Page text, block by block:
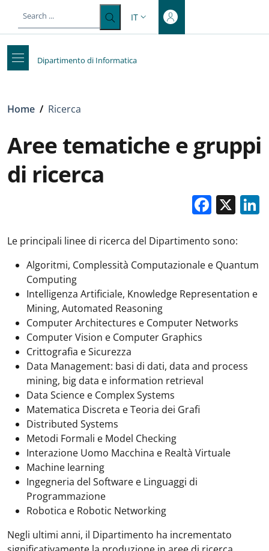
Top-level heading
Salta al contenuto principale
SELETTORE LINGUA: CURRENT
IT
Dipartimento di Informatica
Briciole di pane
Home / Ricerca
Aree tematiche e gruppi
di ricerca
X
Le principali linee di ricerca del Dipartimento sono:
Algoritmi, Complessità Computazionale e Quantum
Computing
Intelligenza Artificiale, Knowledge Representation e
Mining, Automated Reasoning
Computer Architectures e Computer Networks
Computer Vision e Computer Graphics
Crittografia e Sicurezza
Data Management: basi di dati, data and process
mining, big data e information retrieval
Data Science e Complex Systems
Matematica Discreta e Teoria dei Grafi
Distributed Systems
Metodi Formali e Model Checking
Interazione Uomo Macchina e Realtà Virtuale
Machine learning
Ingegneria del Software e Linguaggi di
Programmazione
Robotica e Robotic Networking
Negli ultimi anni, il Dipartimento ha incrementato